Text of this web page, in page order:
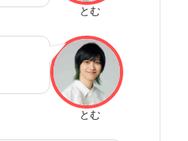
とむ
とむ